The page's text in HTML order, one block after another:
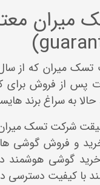
که از سال 1396 با واردات
پس از فروش برای
حالا به سراغ برند
شرکت تسک
خرید و فروش گوشی
گوشی هوشمند
با کیفیت دسترسی